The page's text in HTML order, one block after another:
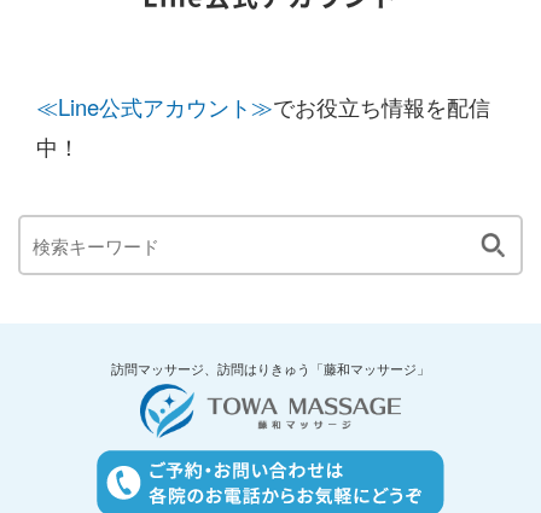
≪Line公式アカウント≫でお役立ち情報を配信
中！
訪問マッサージ、訪問はりきゅう「藤和マッサージ」